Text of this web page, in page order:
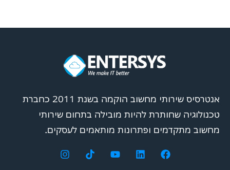
אנטרסיס שירותי מחשוב הוקמה בשנת 2011 כחברת
טכנולוגיה שחותרת להיות מובילה בתחום שירותי
מחשוב מתקדמים ופתרונות מותאמים לעסקים.